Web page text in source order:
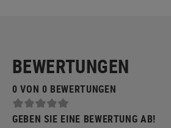
BEWERTUNGEN
0 VON 0 BEWERTUNGEN
GEBEN SIE EINE BEWERTUNG AB!